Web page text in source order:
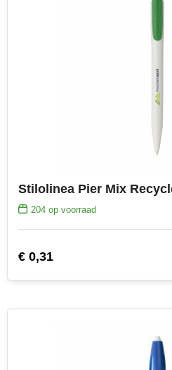
Stilolinea Pier Mix
204op voorraad
€ 0,31